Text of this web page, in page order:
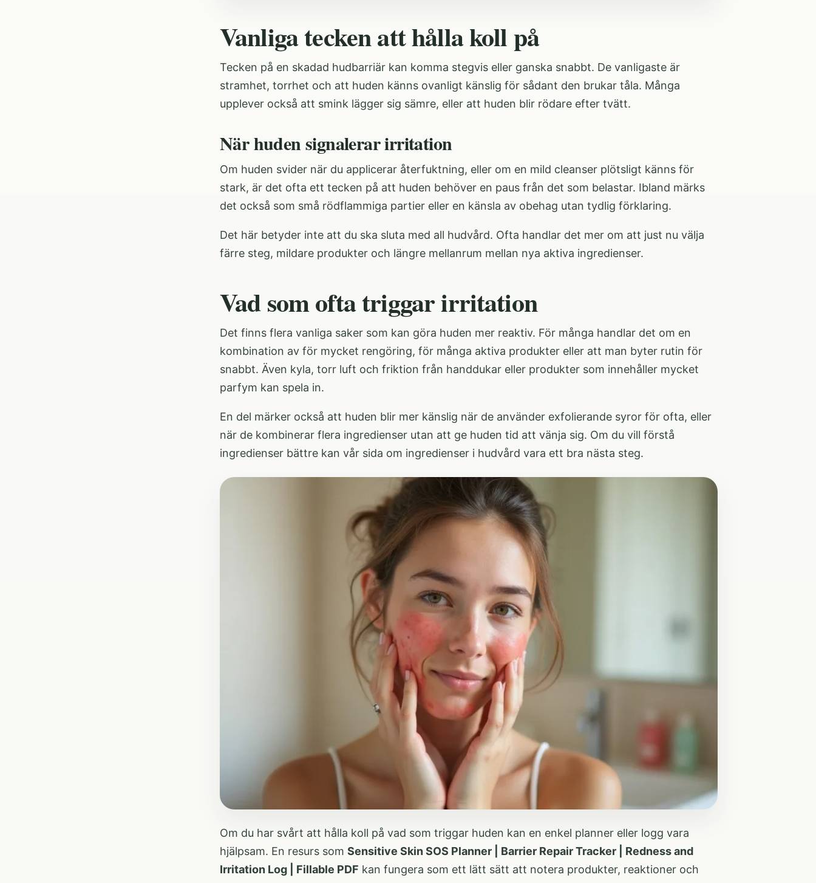
Vanliga tecken att hålla koll på
Tecken på en skadad hudbarriär kan komma stegvis eller ganska snabbt. De vanligaste är
stramhet, torrhet och att huden känns ovanligt känslig för sådant den brukar tåla. Många
upplever också att smink lägger sig sämre, eller att huden blir rödare efter tvätt.
När huden signalerar irritation
Om huden svider när du applicerar återfuktning, eller om en mild cleanser plötsligt känns för
stark, är det ofta ett tecken på att huden behöver en paus från det som belastar. Ibland märks
det också som små rödflammiga partier eller en känsla av obehag utan tydlig förklaring.
Det här betyder inte att du ska sluta med all hudvård. Ofta handlar det mer om att just nu välja
färre steg, mildare produkter och längre mellanrum mellan nya aktiva ingredienser.
Vad som ofta triggar irritation
Det finns flera vanliga saker som kan göra huden mer reaktiv. För många handlar det om en
kombination av för mycket rengöring, för många aktiva produkter eller att man byter rutin för
snabbt. Även kyla, torr luft och friktion från handdukar eller produkter som innehåller mycket
parfym kan spela in.
En del märker också att huden blir mer känslig när de använder exfolierande syror för ofta, eller
när de kombinerar flera ingredienser utan att ge huden tid att vänja sig. Om du vill förstå
ingredienser bättre kan vår sida om ingredienser i hudvård vara ett bra nästa steg.
Om du har svårt att hålla koll på vad som triggar huden kan en enkel planner eller logg vara
hjälpsam. En resurs som Sensitive Skin SOS Planner | Barrier Repair Tracker | Redness and
Irritation Log | Fillable PDF kan fungera som ett lätt sätt att notera produkter, reaktioner och